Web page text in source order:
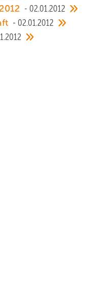
02.01.2012
02.01.2012